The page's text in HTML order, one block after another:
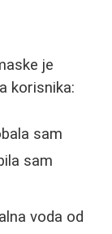
je
korisnika:
sam
sam
voda od